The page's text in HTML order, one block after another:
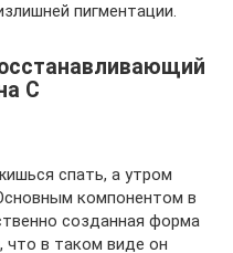
пигментации.
С
спать, а утром
компонентом в
созданная форма
что в таком виде он